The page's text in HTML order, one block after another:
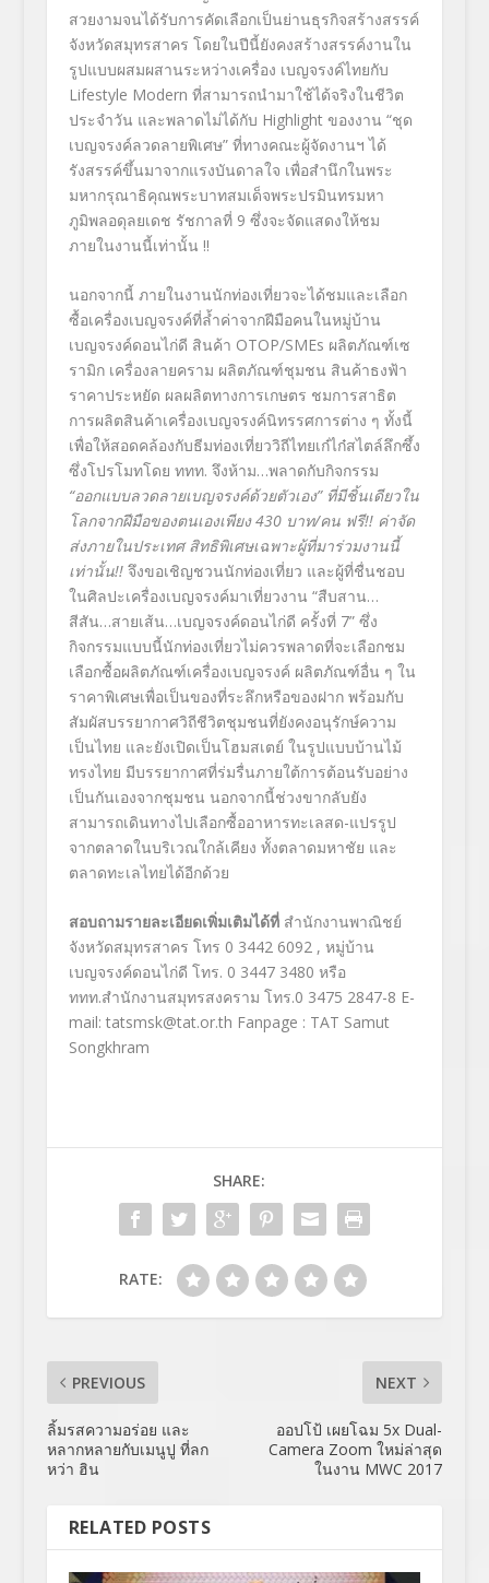
สวยงามจนได้รับการคัดเลือกเป็นย่านธุรกิจสร้างสรรค์
จังหวัดสมุทรสาคร โดยในปีนี้ยังคงสร้างสรรค์งานใน
รูปแบบผสมผสานระหว่างเครื่อง เบญจรงค์ไทยกับ
Lifestyle Modern ที่สามารถนำมาใช้ได้จริงในชีวิต
ประจำวัน และพลาดไม่ได้กับ Highlight ของงาน “ชุด
เบญจรงค์ลวดลายพิเศษ” ที่ทางคณะผู้จัดงานฯ ได้
รังสรรค์ขึ้นมาจากแรงบันดาลใจ เพื่อสำนึกในพระ
มหากรุณาธิคุณพระบาทสมเด็จพระปรมินทรมหา
ภูมิพลอดุลยเดช รัชกาลที่ 9 ซึ่งจะจัดแสดงให้ชม
ภายในงานนี้เท่านั้น !!
นอกจากนี้ ภายในงานนักท่องเที่ยวจะได้ชมและเลือก
ซื้อเครื่องเบญจรงค์ที่ล้ำค่าจากฝีมือคนในหมู่บ้าน
เบญจรงค์ดอนไก่ดี สินค้า OTOP/SMEs ผลิตภัณฑ์เซ
รามิก เครื่องลายคราม ผลิตภัณฑ์ชุมชน สินค้าธงฟ้า
ราคาประหยัด ผลผลิตทางการเกษตร ชมการสาธิต
การผลิตสินค้าเครื่องเบญจรงค์นิทรรศการต่าง ๆ ทั้งนี้
เพื่อให้สอดคล้องกับธีมท่องเที่ยววิถีไทยเก๋ไก๋สไตล์ลึกซึ้ง
ซึ่งโปรโมทโดย ททท. จึงห้าม…พลาดกับกิจกรรม
“ออกแบบลวดลายเบญจรงค์ด้วยตัวเอง” ที่มีชิ้นเดียวใน
โลกจากฝีมือของตนเองเพียง430 บาท/คน ฟรี!! ค่าจัด
ส่งภายในประเทศ สิทธิพิเศษเฉพาะผู้ที่มาร่วมงานนี้
เท่านั้น!!จึงขอเชิญชวนนักท่องเที่ยว และผู้ที่ชื่นชอบ
ในศิลปะเครื่องเบญจรงค์มาเที่ยวงาน “สืบสาน…
สีสัน…สายเส้น…เบญจรงค์ดอนไก่ดี ครั้งที่ 7” ซึ่ง
กิจกรรมแบบนี้นักท่องเที่ยวไม่ควรพลาดที่จะเลือกชม
เลือกซื้อผลิตภัณฑ์เครื่องเบญจรงค์ ผลิตภัณฑ์อื่น ๆ ใน
ราคาพิเศษเพื่อเป็นของที่ระลึกหรือของฝาก พร้อมกับ
สัมผัสบรรยากาศวิถีชีวิตชุมชนที่ยังคงอนุรักษ์ความ
เป็นไทย และยังเปิดเป็นโฮมสเตย์ ในรูปแบบบ้านไม้
ทรงไทย มีบรรยากาศที่ร่มรื่นภายใต้การต้อนรับอย่าง
เป็นกันเองจากชุมชน นอกจากนี้ช่วงขากลับยัง
สามารถเดินทางไปเลือกซื้ออาหารทะเลสด-แปรรูป
จากตลาดในบริเวณใกล้เคียง ทั้งตลาดมหาชัย และ
ตลาดทะเลไทยได้อีกด้วย
สอบถามรายละเอียดเพิ่มเติมได้ที่สำนักงานพาณิชย์
จังหวัดสมุทรสาคร โทร 0 3442 6092 , หมู่บ้าน
เบญจรงค์ดอนไก่ดี โทร. 0 3447 3480 หรือ
ททท.สำนักงานสมุทรสงคราม โทร.0 3475 2847-8 E-
mail: tatsmsk@tat.or.th Fanpage : TAT Samut
Songkhram
SHARE:
RATE:
PREVIOUS
ลิ้มรสความอร่อย และ
หลากหลายกับเมนูปู ที่ลก
หว่า ฮิน
NEXT
ออปโป้ เผยโฉม 5x Dual-
Camera Zoom ใหม่ล่าสุด
ในงาน MWC 2017
RELATED POSTS